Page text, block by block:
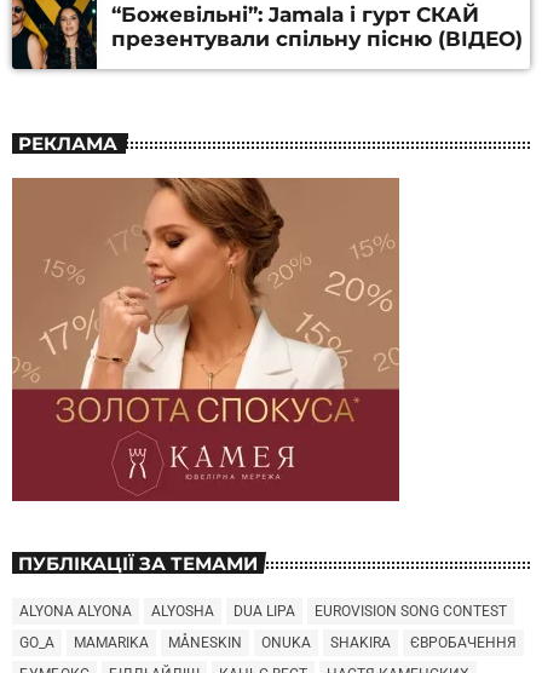
“Божевільні”: Jamala і гурт СКАЙ
презентували спільну пісню (ВІДЕО)
РЕКЛАМА
ПУБЛІКАЦІЇ ЗА ТЕМАМИ
ALYONA ALYONA ALYOSHA DUA LIPA
EUROVISION SONG CONTEST
GO_A
MAMARIKA MÅNESKIN ONUKA SHAKIRA
ЄВРОБАЧЕННЯ